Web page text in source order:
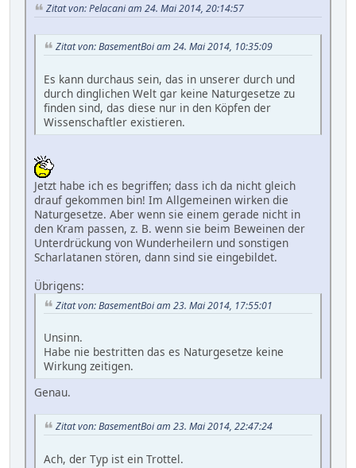
Zitat von: Pelacani am 24. Mai 2014, 20:14:57
Zitat von: BasementBoi am 24. Mai 2014, 10:35:09
Es kann durchaus sein, das in unserer durch und
durch dinglichen Welt gar keine Naturgesetze zu
finden sind, das diese nur in den Köpfen der
Wissenschaftler existieren.
Jetzt habe ich es begriffen; dass ich da nicht gleich
drauf gekommen bin! Im Allgemeinen wirken die
Naturgesetze. Aber wenn sie einem gerade nicht in
den Kram passen, z. B. wenn sie beim Beweinen der
Unterdrückung von Wunderheilern und sonstigen
Scharlatanen stören, dann sind sie eingebildet.
Übrigens:
Zitat von: BasementBoi am 23. Mai 2014, 17:55:01
Unsinn.
Habe nie bestritten das es Naturgesetze keine
Wirkung zeitigen.
Genau.
Zitat von: BasementBoi am 23. Mai 2014, 22:47:24
Ach, der Typ ist ein Trottel.